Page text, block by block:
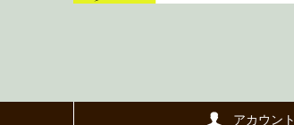
アカウント